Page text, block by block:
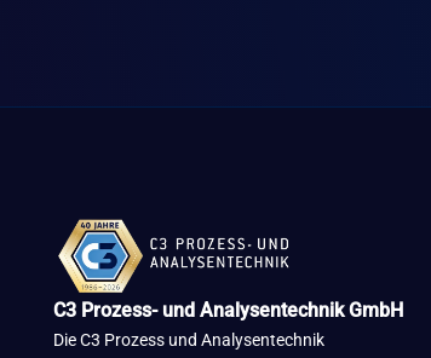
C3 Prozess- und Analysentechnik GmbH
Die C3 Prozess und Analysentechnik